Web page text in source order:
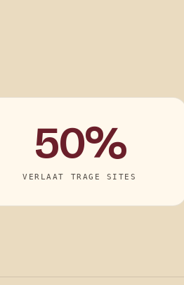
50%
VERLAAT TRAGE SITES